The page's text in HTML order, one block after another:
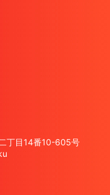
丁目14番10-605号